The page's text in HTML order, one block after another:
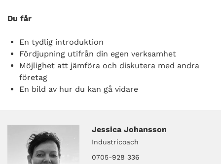
Du får
En tydlig introduktion
Fördjupning utifrån din egen verksamhet
Möjlighet att jämföra och diskutera med andra
företag
En bild av hur du kan gå vidare
Jessica Johansson
Industricoach
0705-928 336